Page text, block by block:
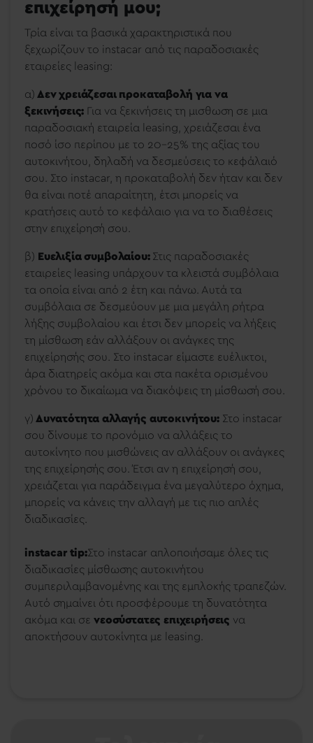
επιχείρησή μου;
Τρία είναι τα βασικά χαρακτηριστικά που
ξεχωρίζουν το instacar από τις παραδοσιακές
εταιρείες leasing:
α) Δεν χρειάζεσαι προκαταβολή για να
ξεκινήσεις: Για να ξεκινήσεις τη μισθωση σε μια
παραδοσιακή εταιρεία leasing, χρειάζεσαι ένα
ποσό ίσο περίπου με το 20-25% της αξίας του
αυτοκινήτου, δηλαδή να δεσμεύσεις το κεφάλαιό
σου. Στο instacar, η προκαταβολή δεν ήταν και δεν
θα είναι ποτέ απαραίτητη, έτσι μπορείς να
κρατήσεις αυτό το κεφάλαιο για να το διαθέσεις
στην επιχείρησή σου.
β) Ευελιξία συμβολαίου: Στις παραδοσιακές
εταιρείες leasing υπάρχουν τα κλειστά συμβόλαια
τα οποία είναι από 2 έτη και πάνω. Αυτά τα
συμβόλαια σε δεσμεύουν με μια μεγάλη ρήτρα
λήξης συμβολαίου και έτσι δεν μπορείς να λήξεις
τη μίσθωση εάν αλλάξουν οι ανάγκες της
επιχείρησής σου. Στο instacar είμαστε ευέλικτοι,
άρα διατηρείς ακόμα και στα πακέτα ορισμένου
χρόνου το δικαίωμα να διακόψεις τη μίσθωσή σου.
γ) Δυνατότητα αλλαγής αυτοκινήτου: Στο instacar
σου δίνουμε το προνόμιο να αλλάξεις το
αυτοκίνητο που μισθώνεις αν αλλάξουν οι ανάγκες
της επιχείρησής σου. Έτσι αν η επιχείρησή σου,
χρειάζεται για παράδειγμα ένα μεγαλύτερο όχημα,
μπορείς να κάνεις την αλλαγή με τις πιο απλές
διαδικασίες.
instacar tip:Στο instacar απλοποιήσαμε όλες τις
διαδικασίες μίσθωσης αυτοκινήτου
συμπεριλαμβανομένης και της εμπλοκής τραπεζών.
Αυτό σημαίνει ότι προσφέρουμε τη δυνατότητα
ακόμα και σε νεοσύστατες επιχειρήσεις να
αποκτήσουν αυτοκίνητα με leasing.